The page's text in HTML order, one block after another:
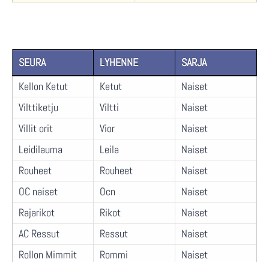
SEURA LYHENNE
SARJA
Kellon Ketut
Ketut
Naiset
Vilttiketju
Viltti
Naiset
Villit orit
Vior
Naiset
Leidilauma
Leila
Naiset
Rouheet
Rouheet
Naiset
OC naiset
Ocn
Naiset
Rajarikot
Rikot
Naiset
AC Ressut
Ressut
Naiset
Rollon Mimmit
Rommi
Naiset